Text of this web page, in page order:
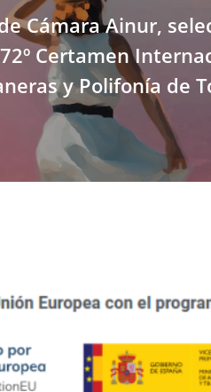
Cámara Ainur,
Certamen
y Polifonía de